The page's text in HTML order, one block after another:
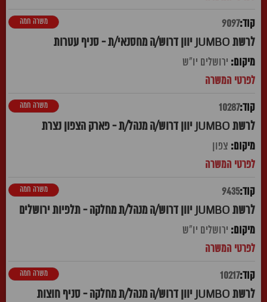
9097
לרשת JUMBO יוון דרוש/ה מחסנאי/ת - סניף עטרות
משרה חמה
ירושלים יו"ש
10287
לרשת JUMBO יוון דרוש/ה מנהל/ת - פארק הצפון נצרת
משרה חמה
צפון
9435
לרשת JUMBO יוון דרוש/ה מנהל/ת מחלקה - תלפיות ירושלים
משרה חמה
ירושלים יו"ש
10217
לרשת JUMBO יוון דרוש/ה מנהל/ת מחלקה - סניף חוצות
משרה חמה